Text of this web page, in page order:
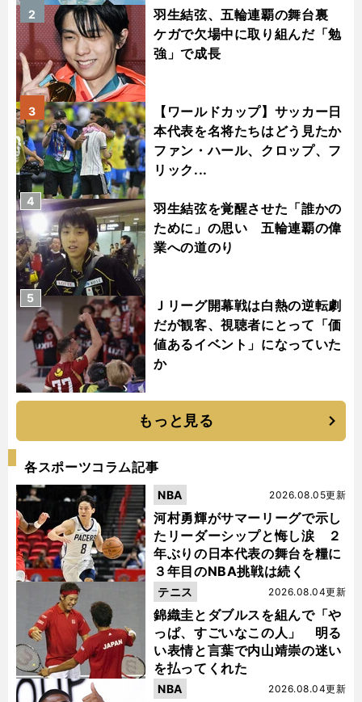
羽生結弦、五輪連覇の舞台裏
ケガで欠場中に取り組んだ「勉
強」で成長
2
【ワールドカップ】サッカー日
本代表を名将たちはどう見たか
ファン・ハール、クロップ、フ
リック...
3
羽生結弦を覚醒させた「誰かの
ために」の思い 五輪連覇の偉
業への道のり
4
Ｊリーグ開幕戦は白熱の逆転劇
だが観客、視聴者にとって「価
値あるイベント」になっていた
か
5
もっと見る
各スポーツコラム記事
河村勇輝がサマーリーグで示し
たリーダーシップと悔し涙 ２
年ぶりの日本代表の舞台を糧に
３年目のNBA挑戦は続く
2026.08.05更新
NBA
錦織圭とダブルスを組んで「や
っぱ、すごいなこの人」 明る
い表情と言葉で内山靖崇の迷い
を払ってくれた
2026.08.04更新
テニス
2026.08.04更新
NBA